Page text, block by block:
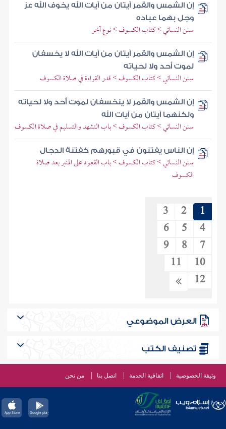
إن الشمس والقمر آيتان من آيات الله يخوف الله عز
وجل بهما عباده
سنن النسائي > كتاب الكسوف > نوع آخر
إن الشمس والقمر آيتان من آيات الله لا يخسفان
لموت أحد ولا لحياته
سنن النسائي > كتاب الكسوف > قدر القراءة في صلاة الكسوف
إن الشمس والقمر لا ينخسفان لموت أحد ولا لحياته
ولكنهما آيتان من آيات الله
سنن النسائي > كتاب الكسوف > باب التشهد والتسليم في صلاة الكسوف
إن الناس يفتنون في قبورهم كفتنة الدجال
سنن النسائي > كتاب الكسوف > باب القعود على المنبر بعد صلاة
الكسوف
1
2
3
4
5
6
7
8
9
10
11
12
العرض الموضوعي
تصنيف الكتب
وثيقة الخصوصية اتفاقية الخدمة اتصل بنا من نحن